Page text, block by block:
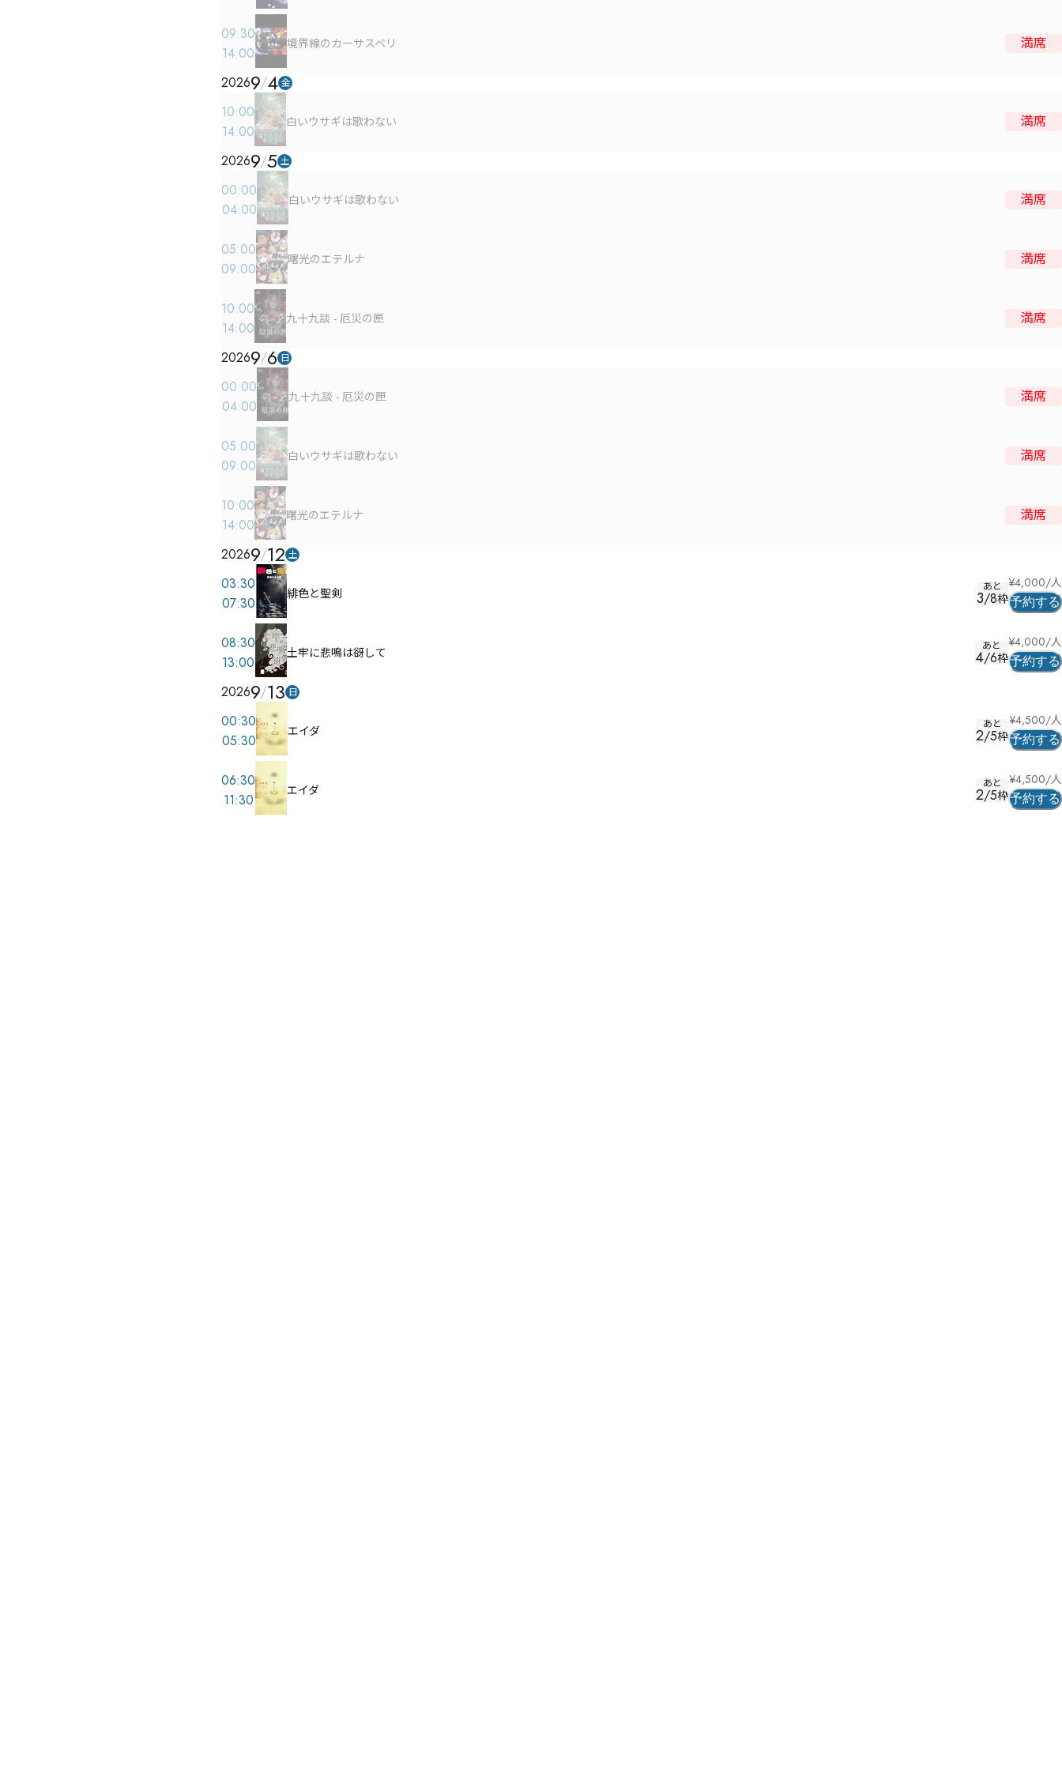
09:30
14:00
境界線のカーサスベリ 満席
20269 4金
10:00
14:00
白いウサギは歌わない 満席
20269 5 土
00:00
04:00
白いウサギは歌わない 満席
05:00
09:00
曙光のエテルナ 満席
10:00
14:00
九十九談 - 厄災の匣 満席
20269 6 日
00:00
04:00
九十九談 - 厄災の匣 満席
05:00
09:00
白いウサギは歌わない 満席
10:00
14:00
曙光のエテルナ 満席
20269 12 土
03:30
07:30
緋色と聖剣 あと
3/8枠
¥4,000/人
予約する
08:30
13:00
土牢に悲鳴は谺して あと
4/6枠
¥4,000/人
予約する
20269 13 日
00:30
05:30
エイダ あと
2/5枠
¥4,500/人
予約する
06:30
11:30
エイダ あと
2/5枠
¥4,500/人
予約する